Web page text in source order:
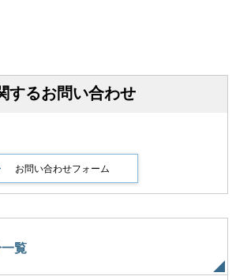
するお問い合わせ
覧